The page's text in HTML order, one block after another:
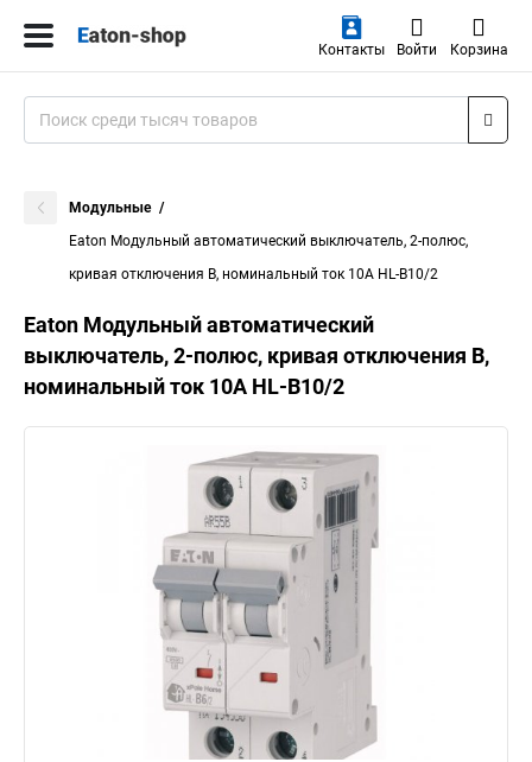
Контакты Войти Корзина
Модульные
Eaton Модульный автоматический выключатель, 2-полюс,
кривая отключения B, номинальный ток 10А HL-B10/2
Eaton Модульный автоматический
выключатель, 2-полюс, кривая отключения B,
номинальный ток 10А HL-B10/2